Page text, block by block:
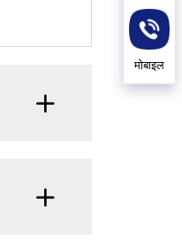
मोबाइल